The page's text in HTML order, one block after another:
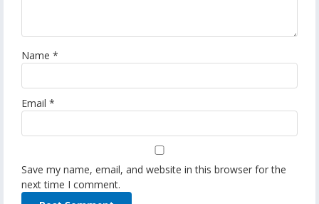
Name *
Email *
Save my name, email, and website in this browser for the
next time I comment.